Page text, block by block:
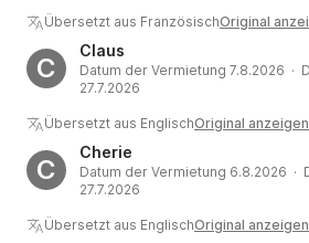
Übersetzt aus FranzösischOriginal
C
Claus
Datum der Vermietung 7.8.2026 ·
27.7.2026
Übersetzt aus EnglischOriginal anzeigen
C
Cherie
Datum der Vermietung 6.8.2026 ·
27.7.2026
Übersetzt aus EnglischOriginal anzeigen